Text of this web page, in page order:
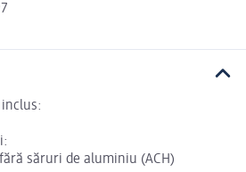
săruri de aluminiu (ACH)